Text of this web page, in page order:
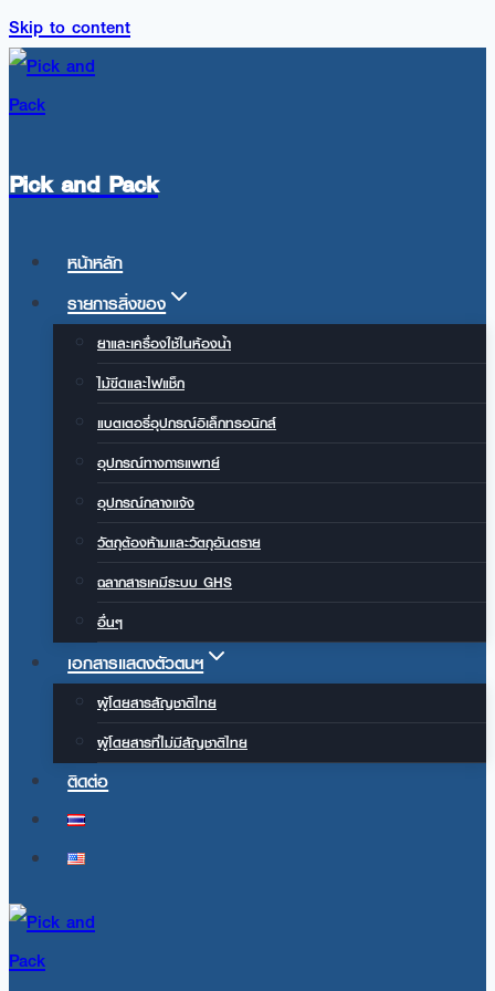
Skip to content
Pick and Pack
หน้าหลัก
รายการสิ่งของ
ยาและเครื่องใช้ในห้องน้ำ
ไม้ขีดและไฟแช็ก
แบตเตอรี่อุปกรณ์อิเล็กทรอนิกส์
อุปกรณ์ทางการแพทย์
อุปกรณ์กลางแจ้ง
วัตถุต้องห้ามและวัตถุอันตราย
ฉลากสารเคมีระบบ GHS
อื่นๆ
เอกสารแสดงตัวตนฯ
ผู้โดยสารสัญชาติไทย
ผู้โดยสารที่ไม่มีสัญชาติไทย
ติดต่อ